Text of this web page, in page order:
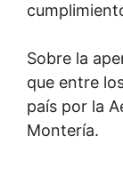
Sobre la
que entre
país por la
Montería.